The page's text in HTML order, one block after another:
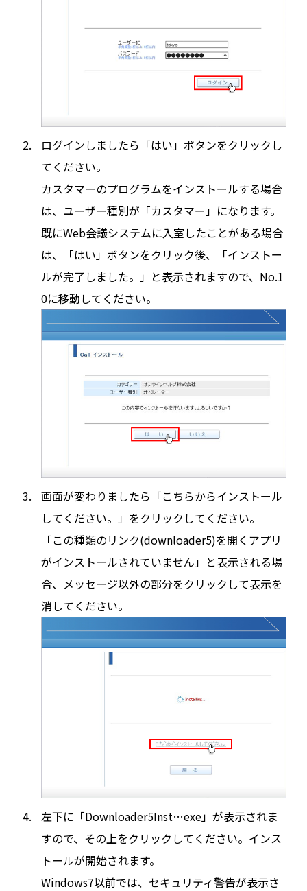
ログインしましたら「はい」ボタンをクリックし
てください。
カスタマーのプログラムをインストールする場合
は、ユーザー種別が「カスタマー」になります。
既にWeb会議システムに入室したことがある場合
は、「はい」ボタンをクリック後、「インストー
ルが完了しました。」と表示されますので、No.1
0に移動してください。
画面が変わりましたら「こちらからインストール
してください。」をクリックしてください。
「この種類のリンク(downloader5)を開くアプリ
がインストールされていません」と表示される場
合、メッセージ以外の部分をクリックして表示を
消してください。
左下に「Downloader5Inst…exe」が表示されま
すので、その上をクリックしてください。インス
トールが開始されます。
Windows7以前では、セキュリティ警告が表示さ